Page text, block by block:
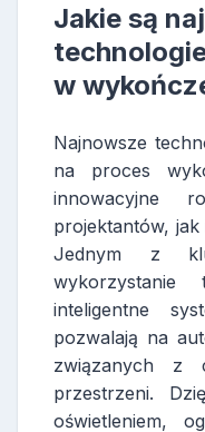
Jakie są
w
Najnowsze
na proces
innowacyjne
projektantów,
Jednym z
wykorzystanie
inteligentne
pozwalają na
związanych z
przestrzeni.
oświetleniem,